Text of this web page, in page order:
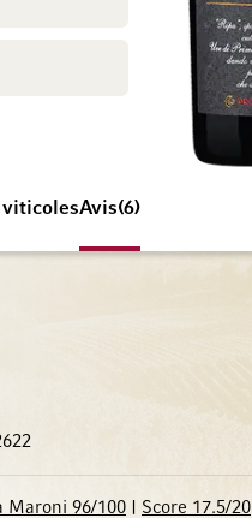
viticolesAvis 6
Maroni 96/100 Score 17.5/20